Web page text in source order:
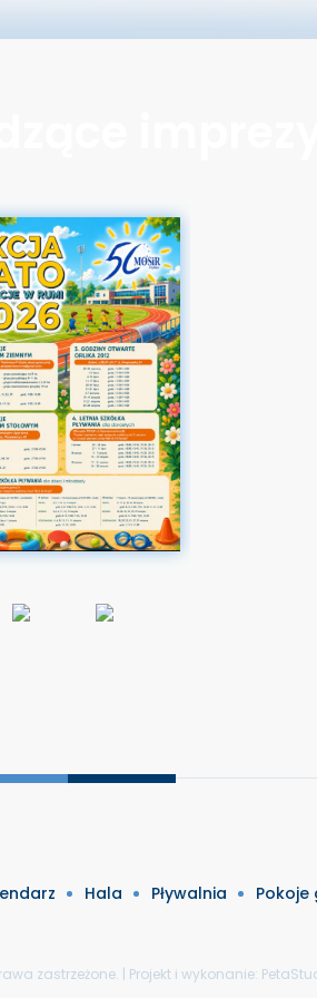
Hala Pływalnia Pokoje
zastrzeżone. | Projekt i wykonanie: